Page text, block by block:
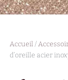
Accueil/
d’oreille acier